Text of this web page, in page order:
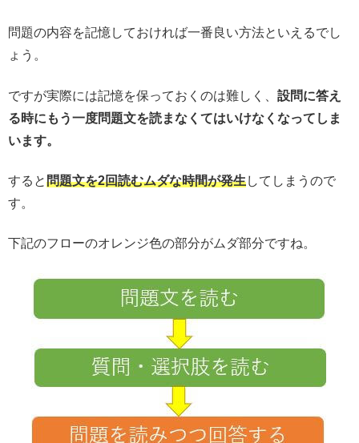
問題の内容を記憶しておければ一番良い方法といえるでし
ょう。
ですが実際には記憶を保っておくのは難しく、 設問に答え
る時にもう一度問題文を読まなくてはいけなくなってしま
います。
すると問題文を2回読むムダな時間が発生してしまうので
す。
下記のフローのオレンジ色の部分がムダ部分ですね。